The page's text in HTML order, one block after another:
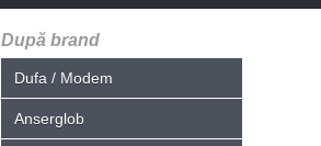
După brand
Dufa / Modem
Anserglob